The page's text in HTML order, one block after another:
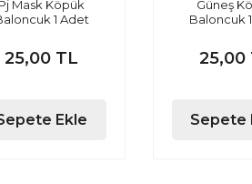
Mask Köpük
1 Adet
25,00 TL
Ekle
Güneş
Baloncuk
25,00
Sepete